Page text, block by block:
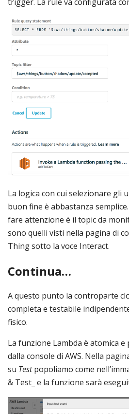
La logica con cui selezionare gli
buon fine è abbastanza
fare attenzione è il topic da
sono quelli visti nella pagina di
Thing sotto la voce Interact.
Continua…
A questo punto la controparte
completa e testabile
fisico.
La funzione Lambda è atomica
dalla console di AWS. Nella
su Testpopoliamo come
& Test_ e la funzione sarà